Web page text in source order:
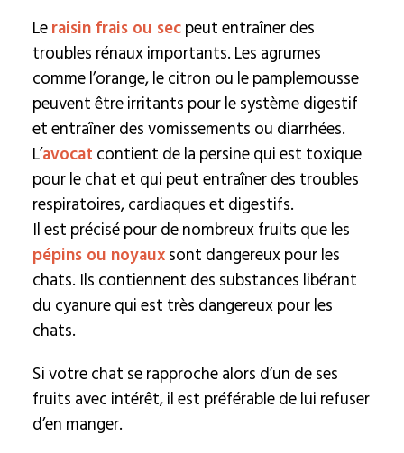
Leraisin frais ou secpeut entraîner des
troubles rénaux importants. Les agrumes
comme l’orange, le citron ou le pamplemousse
peuvent être irritants pour le système digestif
et entraîner des vomissements ou diarrhées.
L’avocat contient de la persine qui est toxique
pour le chat et qui peut entraîner des troubles
respiratoires, cardiaques et digestifs.
Il est précisé pour de nombreux fruits que les
pépins ou noyauxsont dangereux pour les
chats. Ils contiennent des substances libérant
du cyanure qui est très dangereux pour les
chats.
Si votre chat se rapproche alors d’un de ses
fruits avec intérêt, il est préférable de lui refuser
d’en manger.